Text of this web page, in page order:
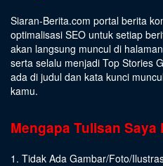
Siaran-Berita.com portal berita
optimalisasi SEO untuk setiap
akan langsung muncul di
serta selalu menjadi Top Stories
ada di judul dan kata kunci
kamu.
Mengapa Tulisan Saya
1. Tidak Ada Gambar/Foto/